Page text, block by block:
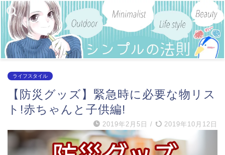
ライフスタイル
【防災グッズ】緊急時に必要な物リス
ト!赤ちゃんと子供編!
2019年2月5日 / 2019年10月12日